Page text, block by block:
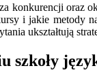
konkurencji oraz
i jakie metody
ukształtują